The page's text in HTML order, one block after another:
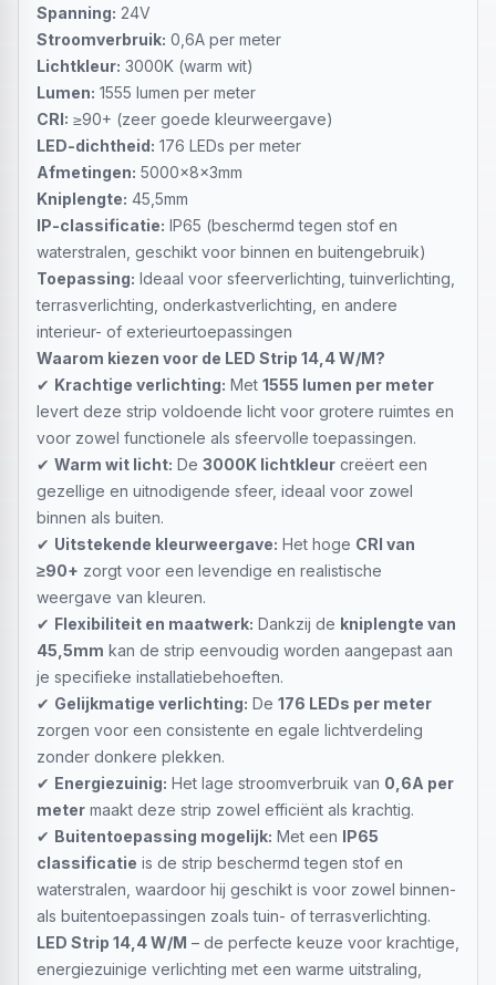
Spanning: 24V
Stroomverbruik: 0,6A per meter
Lichtkleur: 3000K (warm wit)
Lumen: 1555 lumen per meter
CRI: ≥90+ (zeer goede kleurweergave)
LED-dichtheid: 176 LEDs per meter
Afmetingen: 5000x8x3mm
Kniplengte: 45,5mm
IP-classificatie: IP65 (beschermd tegen stof en
waterstralen, geschikt voor binnen en buitengebruik)
Toepassing: Ideaal voor sfeerverlichting, tuinverlichting,
terrasverlichting, onderkastverlichting, en andere
interieur- of exterieurtoepassingen
Waarom kiezen voor de LED Strip 14,4 W/M?
✔ Krachtige verlichting: Met 1555 lumen per meter
levert deze strip voldoende licht voor grotere ruimtes en
voor zowel functionele als sfeervolle toepassingen.
✔ Warm wit licht: De 3000K lichtkleur creëert een
gezellige en uitnodigende sfeer, ideaal voor zowel
binnen als buiten.
✔ Uitstekende kleurweergave: Het hoge CRI van
≥90+ zorgt voor een levendige en realistische
weergave van kleuren.
✔ Flexibiliteit en maatwerk: Dankzij de kniplengte van
45,5mm kan de strip eenvoudig worden aangepast aan
je specifieke installatiebehoeften.
✔ Gelijkmatige verlichting: De 176 LEDs per meter
zorgen voor een consistente en egale lichtverdeling
zonder donkere plekken.
✔ Energiezuinig: Het lage stroomverbruik van 0,6A per
meter maakt deze strip zowel efficiënt als krachtig.
✔ Buitentoepassing mogelijk: Met een IP65
classificatie is de strip beschermd tegen stof en
waterstralen, waardoor hij geschikt is voor zowel binnen-
als buitentoepassingen zoals tuin- of terrasverlichting.
LED Strip 14,4 W/M – de perfecte keuze voor krachtige,
energiezuinige verlichting met een warme uitstraling,